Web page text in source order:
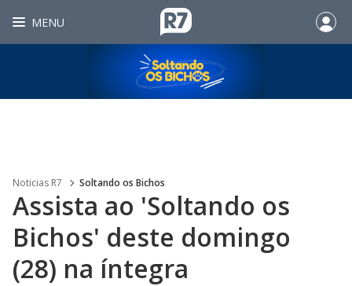
MENU
Noticias R7 Soltando os Bichos
Assista ao 'Soltando os
Bichos' deste domingo
(28) na íntegra